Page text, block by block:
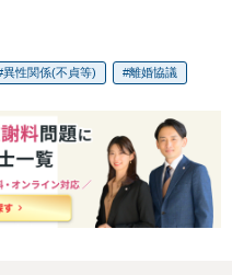
異性関係(不貞等) 離婚協議